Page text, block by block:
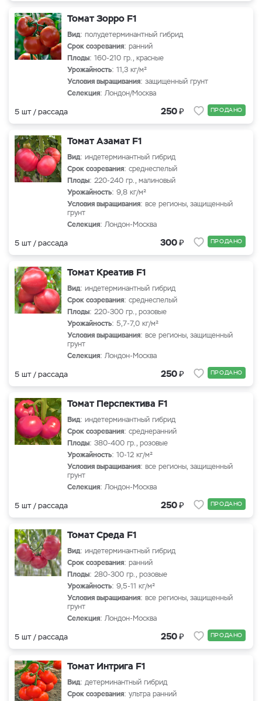
Томат Зорро F1
Вид: полудетерминантный гибрид
Срок созревания: ранний
Плоды: 160-210 гр., красные
Урожайность: 11,3 кг/м²
Условия выращивания: защищенный грунт
Селекция: Лондон/Москва
5 шт / рассада 250₽ ПРОДАНО
Томат Азамат F1
Вид: индетерминантный гибрид
Срок созревания: среднеспелый
Плоды: 220-240 гр., малиновый
Урожайность: 9,8 кг/м²
Условия выращивания: все регионы, защищенный
грунт
Селекция: Лондон-Москва
5 шт / рассада 300₽ ПРОДАНО
Томат Креатив F1
Вид: индетерминантный гибрид
Срок созревания: среднеспелый
Плоды: 220-300 гр., розовые
Урожайность: 5,7-7,0 кг/м²
Условия выращивания: все регионы, защищенный
грунт
Селекция: Лондон-Москва
5 шт / рассада 250₽ ПРОДАНО
Томат Перспектива F1
Вид: индетерминантный гибрид
Срок созревания: среднеранний
Плоды: 380-400 гр., розовые
Урожайность: 10-12 кг/м²
Условия выращивания: все регионы, защищенный
грунт
Селекция: Лондон-Москва
5 шт / рассада 250₽ ПРОДАНО
Томат Среда F1
Вид: индетерминантный гибрид
Срок созревания: ранний
Плоды: 280-300 гр., розовые
Урожайность: 9,5-11 кг/м²
Условия выращивания: все регионы, защищенный
грунт
Селекция: Лондон-Москва
5 шт / рассада 250₽ ПРОДАНО
Томат Интрига F1
Вид: детерминантный гибрид
Срок созревания: ультра ранний